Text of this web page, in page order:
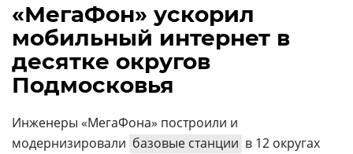
«МегаФон» ускорил
мобильный интернет в
десятке округов
Подмосковья
Инженеры «МегаФона» построили и
модернизировали базовые станции в 12 округах